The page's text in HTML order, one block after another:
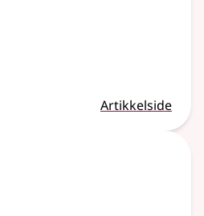
Artikkelside